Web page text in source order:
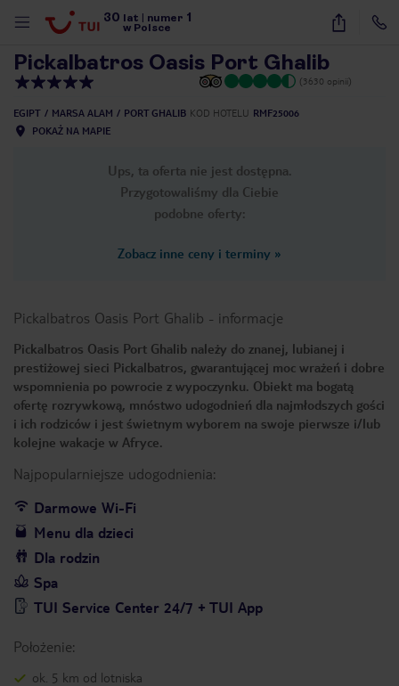
30 lat numer 1
w Polsce
65
Pickalbatros Oasis Port Ghalib
(3630 opinii)
EGIPT MARSA ALAM PORT GHALIB KOD HOTELU RMF25006
POKAŻ NA MAPIE
Ups, ta oferta nie jest dostępna.
Przygotowaliśmy dla Ciebie
podobne oferty:
Zobacz inne ceny i terminy »
Pickalbatros Oasis Port Ghalib - informacje
Pickalbatros Oasis Port Ghalib należy do znanej, lubianej i
prestiżowej sieci Pickalbatros, gwarantującej moc wrażeń i dobre
wspomnienia po powrocie z wypoczynku. Obiekt ma bogatą
ofertę rozrywkową, mnóstwo udogodnień dla najmłodszych gości
i ich rodziców i jest świetnym wyborem na swoje pierwsze i/lub
kolejne wakacje w Afryce.
Najpopularniejsze udogodnienia:
Darmowe Wi-Fi
Menu dla dzieci
Dla rodzin
Spa
TUI Service Center 24/7 + TUI App
Położenie:
ok. 5 km od lotniska